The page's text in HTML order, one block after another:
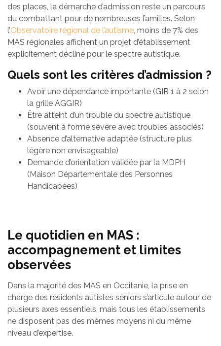
des places, la démarche d’admission reste un parcours
du combattant pour de nombreuses familles. Selon
l’Observatoire régional de l’autisme, moins de 7% des
MAS régionales affichent un projet d’établissement
explicitement décliné pour le spectre autistique.
Quels sont les critères d’admission ?
Avoir une dépendance importante (GIR 1 à 2 selon
la grille AGGIR)
Être atteint d’un trouble du spectre autistique
(souvent à forme sévère avec troubles associés)
Absence d’alternative adaptée (structure plus
légère non envisageable)
Demande d’orientation validée par la MDPH
(Maison Départementale des Personnes
Handicapées)
Le quotidien en MAS :
accompagnement et limites
observées
Dans la majorité des MAS en Occitanie, la prise en
charge des résidents autistes séniors s’articule autour de
plusieurs axes essentiels, mais tous les établissements
ne disposent pas des mêmes moyens ni du même
niveau d’expertise.